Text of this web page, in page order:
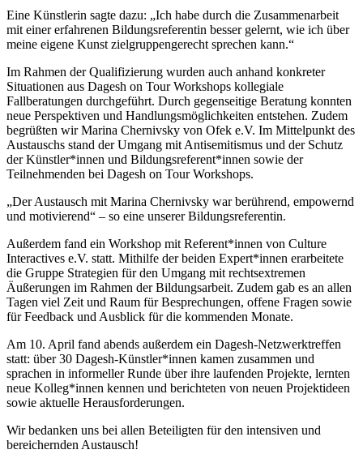
Eine Künstlerin sagte dazu: „Ich habe durch die Zusammenarbeit
mit einer erfahrenen Bildungsreferentin besser gelernt, wie ich über
meine eigene Kunst zielgruppengerecht sprechen kann.“
Im Rahmen der Qualifizierung wurden auch anhand konkreter
Situationen aus Dagesh on Tour Workshops kollegiale
Fallberatungen durchgeführt. Durch gegenseitige Beratung konnten
neue Perspektiven und Handlungsmöglichkeiten entstehen. Zudem
begrüßten wir Marina Chernivsky von Ofek e.V. Im Mittelpunkt des
Austauschs stand der Umgang mit Antisemitismus und der Schutz
der Künstler*innen und Bildungsreferent*innen sowie der
Teilnehmenden bei Dagesh on Tour Workshops.
„Der Austausch mit Marina Chernivsky war berührend, empowernd
und motivierend“ – so eine unserer Bildungsreferentin.
Außerdem fand ein Workshop mit Referent*innen von Culture
Interactives e.V. statt. Mithilfe der beiden Expert*innen erarbeitete
die Gruppe Strategien für den Umgang mit rechtsextremen
Äußerungen im Rahmen der Bildungsarbeit. Zudem gab es an allen
Tagen viel Zeit und Raum für Besprechungen, offene Fragen sowie
für Feedback und Ausblick für die kommenden Monate.
Am 10. April fand abends außerdem ein Dagesh-Netzwerktreffen
statt: über 30 Dagesh-Künstler*innen kamen zusammen und
sprachen in informeller Runde über ihre laufenden Projekte, lernten
neue Kolleg*innen kennen und berichteten von neuen Projektideen
sowie aktuelle Herausforderungen.
Wir bedanken uns bei allen Beteiligten für den intensiven und
bereichernden Austausch!